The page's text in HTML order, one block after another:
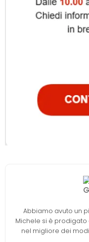
Abbiamo avuto un
Michele si è
nel migliore dei